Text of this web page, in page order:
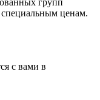
ценам.
с вами в